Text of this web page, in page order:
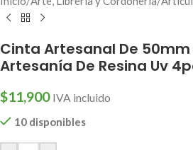
Cinta Artesanal De 50mm
Artesanía De Resina Uv
$11,900 IVA incluido
10 disponibles